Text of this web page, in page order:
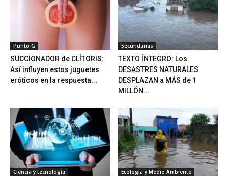
Punto G
SUCCIONADOR de CLÍTORIS:
Así influyen estos juguetes
eróticos en la respuesta...
Secundarias
TEXTO ÍNTEGRO: Los
DESASTRES NATURALES
DESPLAZAN a MÁS de 1
MILLÓN...
Ciencia y tecnología Ecología y Medio Ambiente